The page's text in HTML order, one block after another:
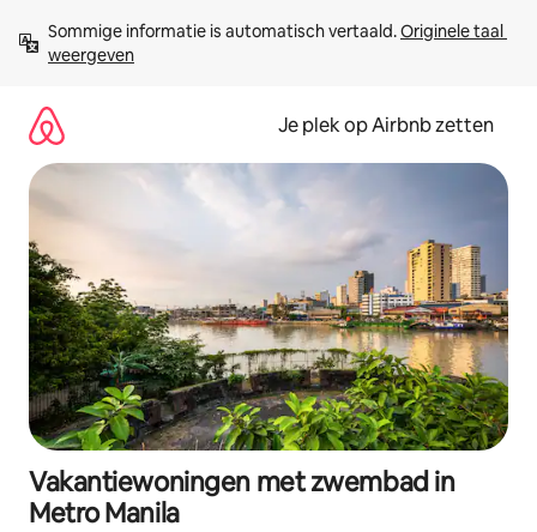
direct
naar
Sommige informatie is automatisch vertaald. Originele taal
weergeven
Je plek op Airbnb zetten
Vakantiewoningen met zwembad in
Metro Manila